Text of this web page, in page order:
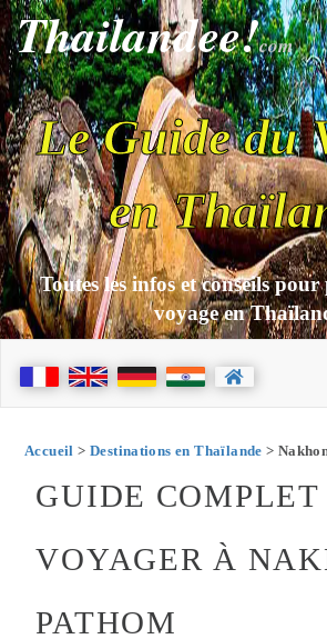
Thailandee!com
Le Guide du
en
Toutes les infos et conseils
voyage en
Accueil > Destinations en Thaïlande >
GUIDE COMPLET
VOYAGER À
PATHOM